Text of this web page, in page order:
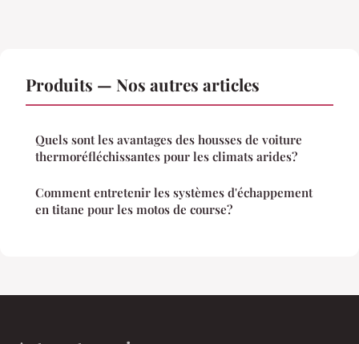
Produits — Nos autres articles
Quels sont les avantages des housses de voiture
thermoréfléchissantes pour les climats arides?
Comment entretenir les systèmes d'échappement
en titane pour les motos de course?